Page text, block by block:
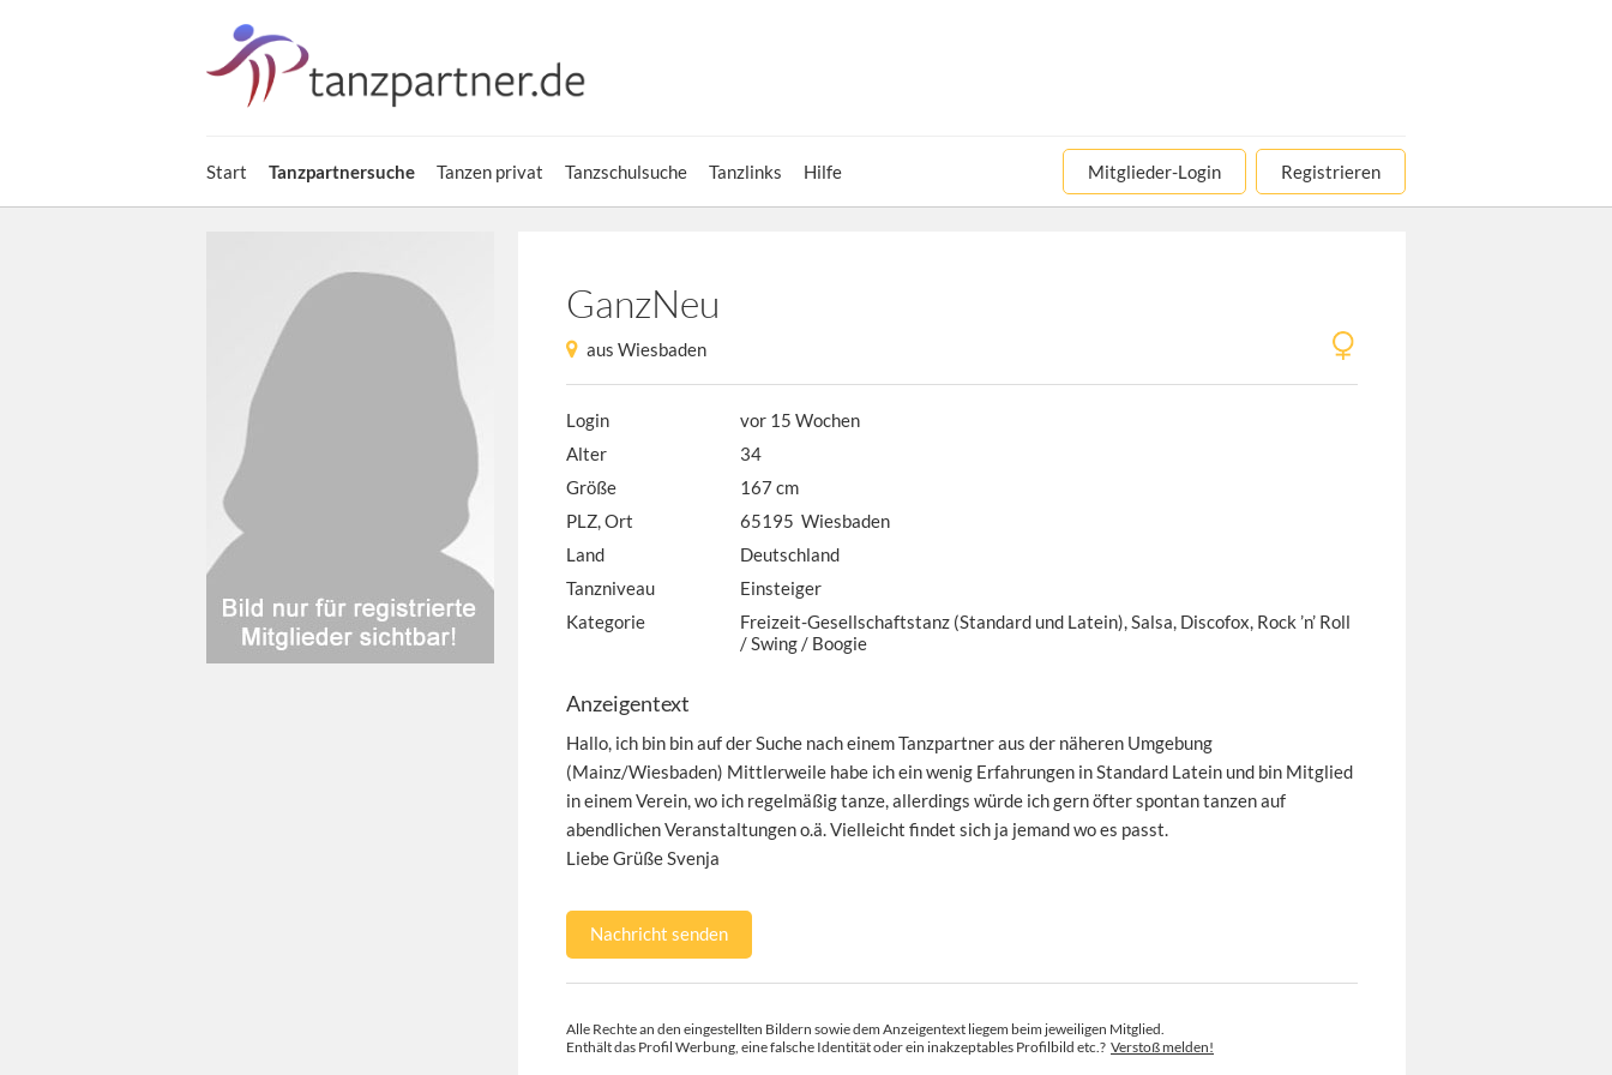
Start Tanzpartnersuche Tanzen privat Tanzschulsuche Tanzlinks Hilfe Mitglieder-Login Registrieren
GanzNeu
aus Wiesbaden
Login
vor 15 Wochen
Alter
34
Größe
167 cm
PLZ, Ort
65195 Wiesbaden
Land
Deutschland
Tanzniveau
Einsteiger
Kategorie
Freizeit-Gesellschaftstanz (Standard und Latein), Salsa, Discofox, Rock ’n’ Roll
/ Swing / Boogie
Anzeigentext
Hallo, ich bin bin auf der Suche nach einem Tanzpartner aus der näheren Umgebung
(Mainz/Wiesbaden) Mittlerweile habe ich ein wenig Erfahrungen in Standard Latein und bin Mitglied
in einem Verein, wo ich regelmäßig tanze, allerdings würde ich gern öfter spontan tanzen auf
abendlichen Veranstaltungen o.ä. Vielleicht findet sich ja jemand wo es passt.
Liebe Grüße Svenja
Nachricht senden
Alle Rechte an den eingestellten Bildern sowie dem Anzeigentext liegem beim jeweiligen Mitglied.
Enthält das Profil Werbung, eine falsche Identität oder ein inakzeptables Profilbild etc.? Verstoß melden!